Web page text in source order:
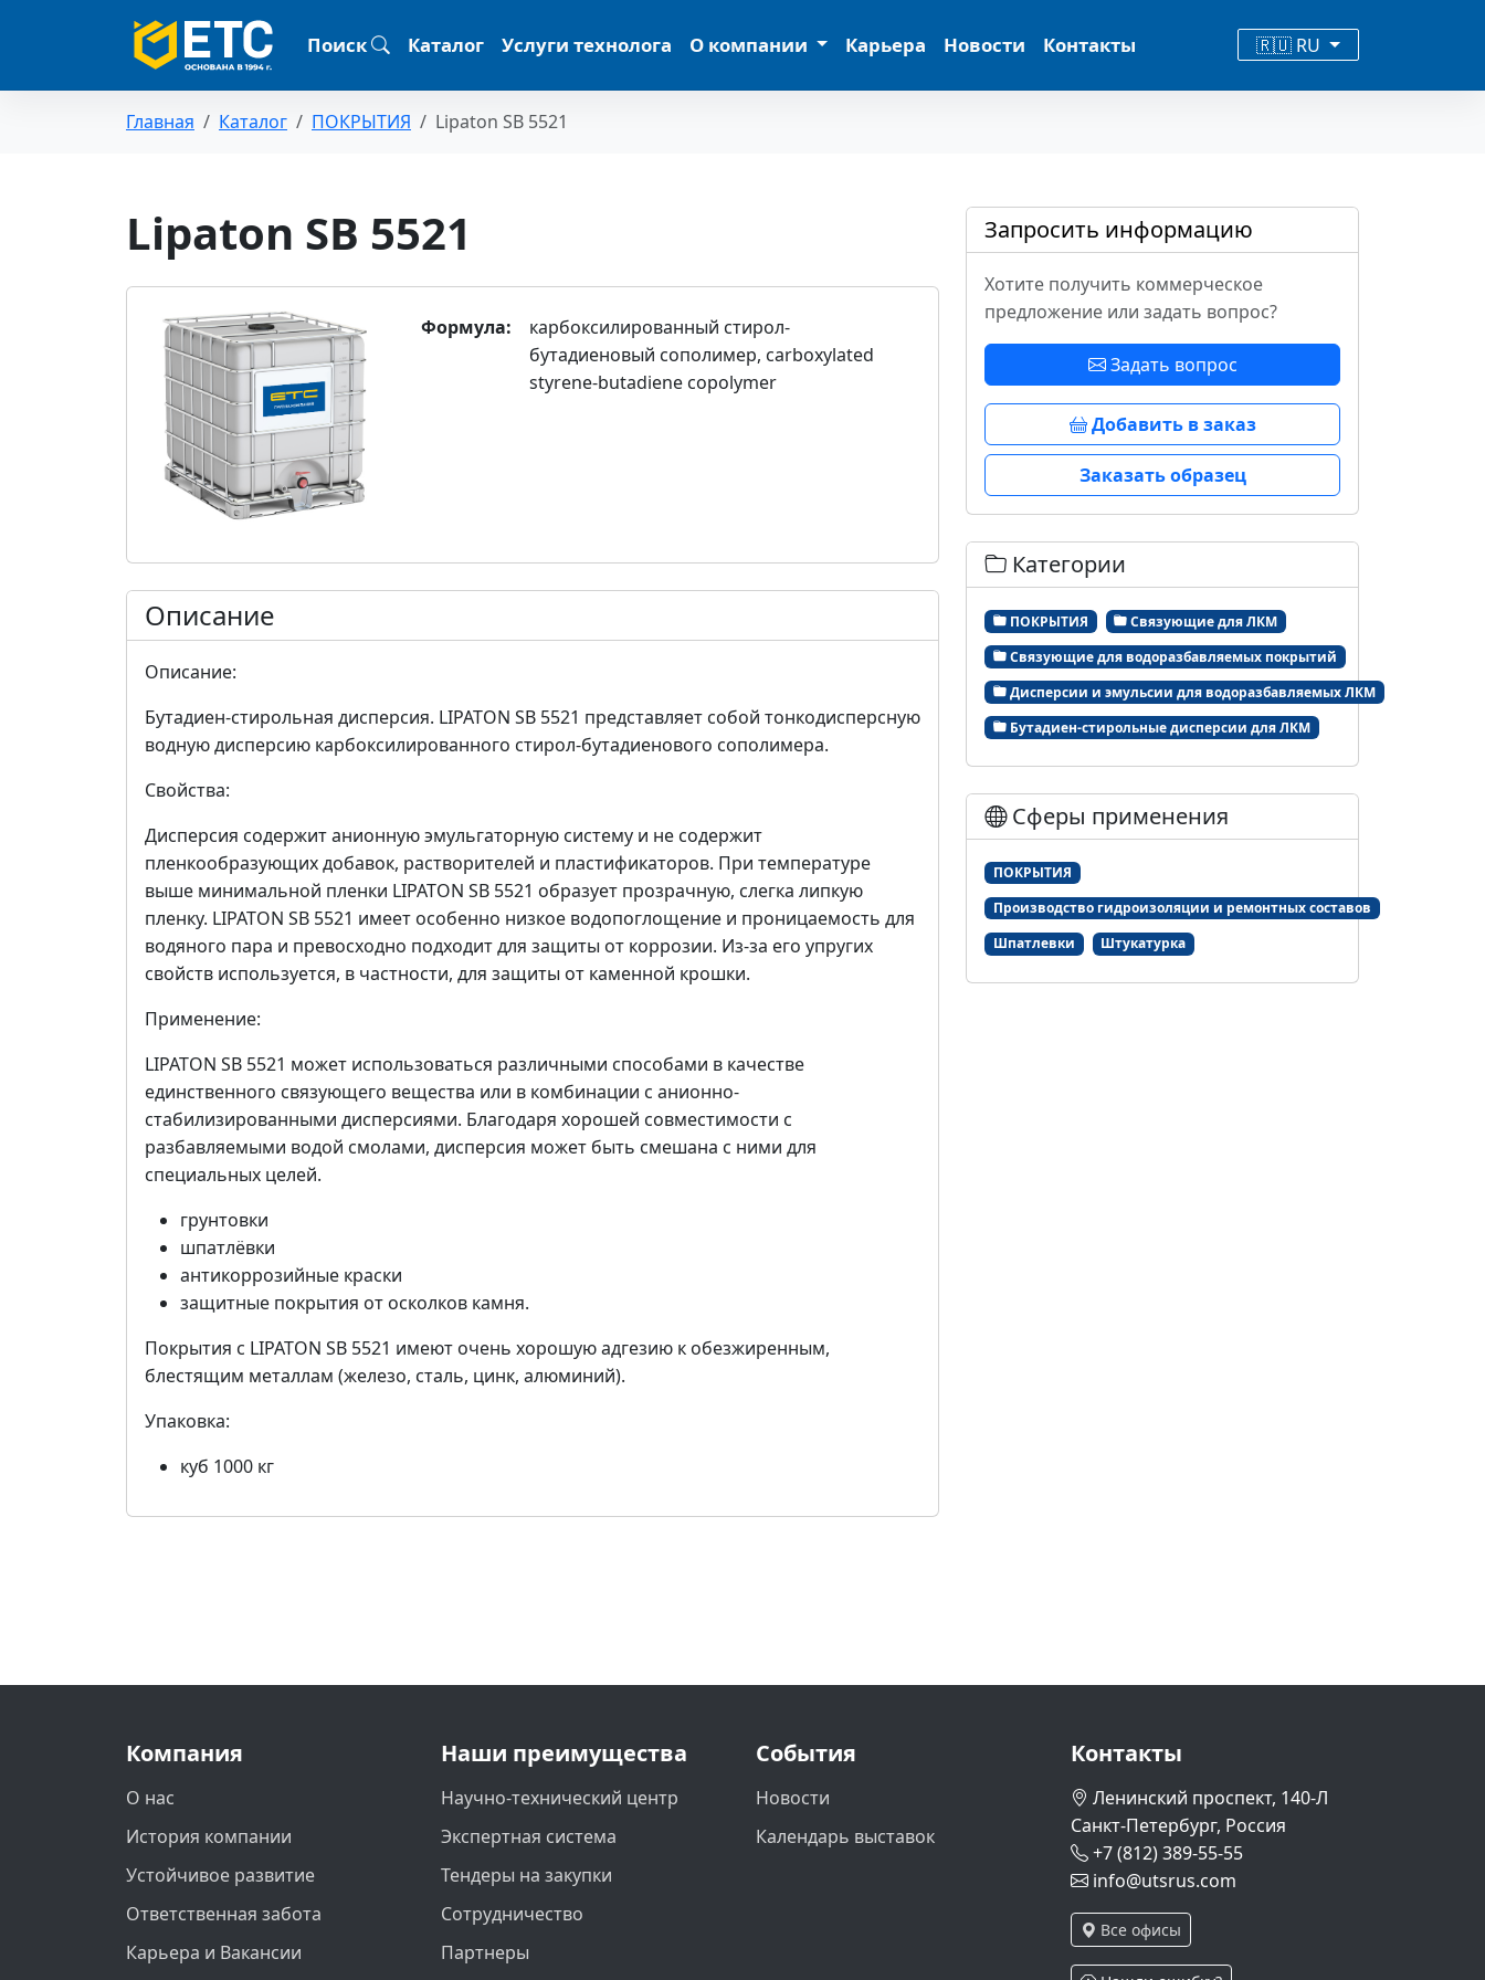
Поиск Каталог Услуги технолога О компании Карьера Новости Контакты 🇷🇺 RU
Главная Каталог ПОКРЫТИЯ Lipaton SB 5521
Lipaton SB 5521
Формула:
карбоксилированный стирол-
бутадиеновый сополимер, carboxylated
styrene-butadiene copolymer
Описание
Описание:
Бутадиен-стирольная дисперсия. LIPATON SB 5521 представляет собой тонкодисперсную
водную дисперсию карбоксилированного стирол-бутадиенового сополимера.
Свойства:
Дисперсия содержит анионную эмульгаторную систему и не содержит
пленкообразующих добавок, растворителей и пластификаторов. При температуре
выше минимальной пленки LIPATON SB 5521 образует прозрачную, слегка липкую
пленку. LIPATON SB 5521 имеет особенно низкое водопоглощение и проницаемость для
водяного пара и превосходно подходит для защиты от коррозии. Из-за его упругих
свойств используется, в частности, для защиты от каменной крошки.
Применение:
LIPATON SB 5521 может использоваться различными способами в качестве
единственного связующего вещества или в комбинации с анионно-
стабилизированными дисперсиями. Благодаря хорошей совместимости с
разбавляемыми водой смолами, дисперсия может быть смешана с ними для
специальных целей.
грунтовки
шпатлёвки
антикоррозийные краски
защитные покрытия от осколков камня.
Покрытия с LIPATON SB 5521 имеют очень хорошую адгезию к обезжиренным,
блестящим металлам (железо, сталь, цинк, алюминий).
Упаковка:
куб 1000 кг
Запросить информацию
Хотите получить коммерческое
предложение или задать вопрос?
Задать вопрос
Добавить в заказ
Заказать образец
Категории
ПОКРЫТИЯ
Связующие для ЛКМ
Связующие для водоразбавляемых покрытий
Дисперсии и эмульсии для водоразбавляемых ЛКМ
Бутадиен-стирольные дисперсии для ЛКМ
Сферы применения
ПОКРЫТИЯ
Производство гидроизоляции и ремонтных составов
Шпатлевки
Штукатурка
Компания
О нас
История компании
Устойчивое развитие
Ответственная забота
Карьера и Вакансии
Наши преимущества
Научно-технический центр
Экспертная система
Тендеры на закупки
Сотрудничество
Партнеры
События
Новости
Календарь выставок
Контакты
Ленинский проспект, 140-Л
Санкт-Петербург, Россия
+7 (812) 389-55-55
info@utsrus.com
Все офисы